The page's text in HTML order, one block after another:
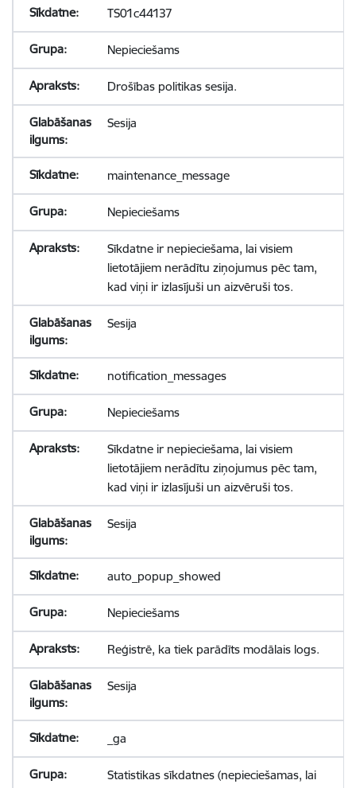
TS01c44137
Nepieciešams
Drošības politikas sesija.
Sesija
maintenance_message
Nepieciešams
Sīkdatne ir nepieciešama, lai visiem
lietotājiem nerādītu ziņojumus pēc tam,
kad viņi ir izlasījuši un aizvēruši tos.
Sesija
notification_messages
Nepieciešams
Sīkdatne ir nepieciešama, lai visiem
lietotājiem nerādītu ziņojumus pēc tam,
kad viņi ir izlasījuši un aizvēruši tos.
Sesija
auto_popup_showed
Nepieciešams
Reģistrē, ka tiek parādīts modālais logs.
Sesija
_ga
Statistikas sīkdatnes (nepieciešamas, lai